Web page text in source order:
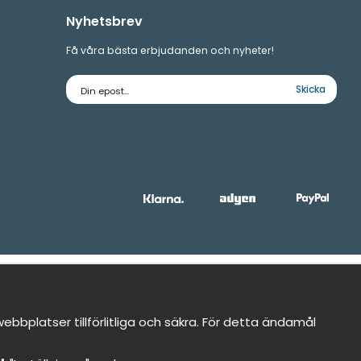
Nyhetsbrev
Få våra bästa erbjudanden och nyheter!
E-
postadress
Skicka
tillförlitliga och säkra. För detta ändamål